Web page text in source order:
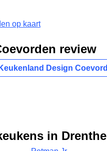
op kaart
review
Design
in Drenthe